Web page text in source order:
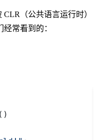
（公共语言运行时）
常看到的：
()